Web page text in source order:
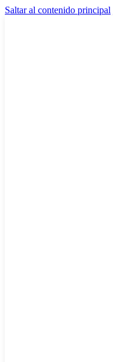
Saltar al contenido principal